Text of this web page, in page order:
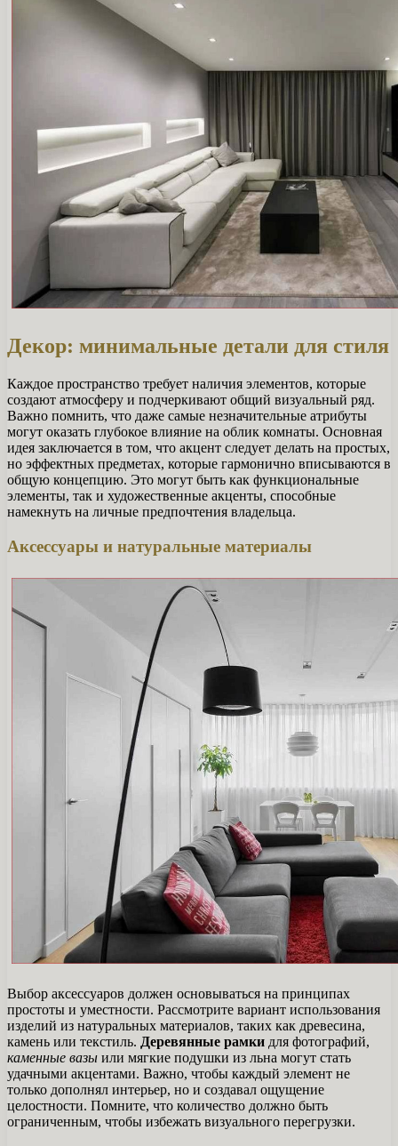
Декор: минимальные детали для стиля
Каждое пространство требует наличия элементов, которые
создают атмосферу и подчеркивают общий визуальный ряд.
Важно помнить, что даже самые незначительные атрибуты
могут оказать глубокое влияние на облик комнаты. Основная
идея заключается в том, что акцент следует делать на простых,
но эффектных предметах, которые гармонично вписываются в
общую концепцию. Это могут быть как функциональные
элементы, так и художественные акценты, способные
намекнуть на личные предпочтения владельца.
Аксессуары и натуральные материалы
Выбор аксессуаров должен основываться на принципах
простоты и уместности. Рассмотрите вариант использования
изделий из натуральных материалов, таких как древесина,
камень или текстиль. Деревянные рамки для фотографий,
каменные вазы или мягкие подушки из льна могут стать
удачными акцентами. Важно, чтобы каждый элемент не
только дополнял интерьер, но и создавал ощущение
целостности. Помните, что количество должно быть
ограниченным, чтобы избежать визуального перегрузки.